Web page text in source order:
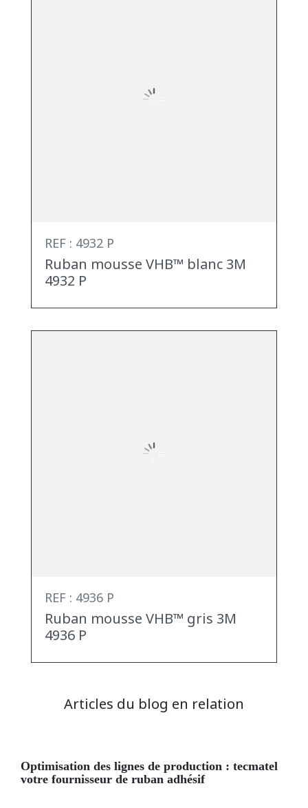
REF : 4932 P
Ruban mousse VHB™ blanc 3M
4932 P
REF : 4936 P
Ruban mousse VHB™ gris 3M
4936 P
Articles du blog en relation
optimisation des lignes de production : tecmatel
votre fournisseur de ruban adhésif